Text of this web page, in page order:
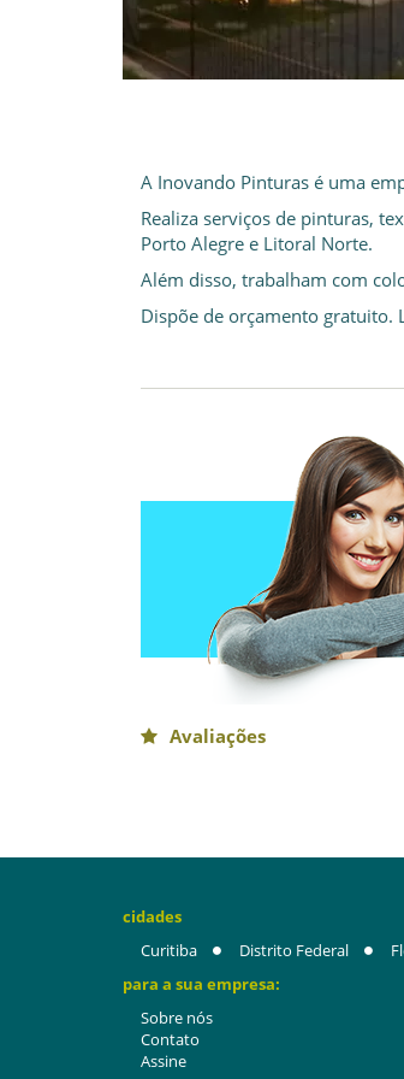
A Inovando Pinturas é uma
Realiza serviços de pinturas,
Porto Alegre e Litoral Norte.
Além disso, trabalham com
Dispõe de orçamento gratuito.
Avaliações
cidades
Curitiba
Distrito Federal
para a sua empresa:
Sobre nós
Contato
Assine